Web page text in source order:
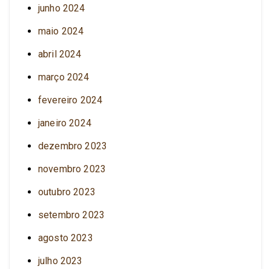
junho 2024
maio 2024
abril 2024
março 2024
fevereiro 2024
janeiro 2024
dezembro 2023
novembro 2023
outubro 2023
setembro 2023
agosto 2023
julho 2023